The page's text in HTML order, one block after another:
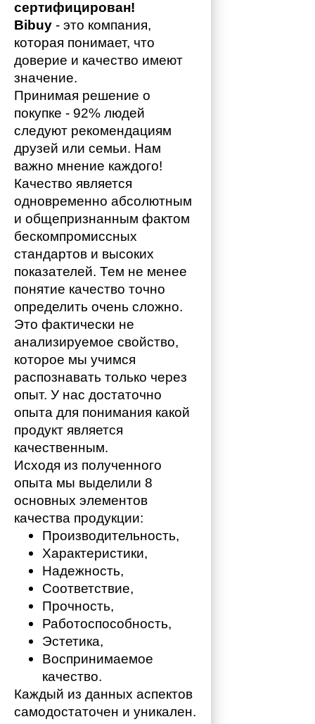
сертифицирован!
Bibuy - это компания,
которая понимает, что
доверие и качество имеют
значение.
Принимая решение о
покупке - 92% людей
следуют рекомендациям
друзей или семьи. Нам
важно мнение каждого!
Качество является
одновременно абсолютным
и общепризнанным фактом
бескомпромиссных
стандартов и высоких
показателей. Тем не менее
понятие качество точно
определить очень сложно.
Это фактически не
анализируемое свойство,
которое мы учимся
распознавать только через
опыт. У нас достаточно
опыта для понимания какой
продукт является
качественным.
Исходя из полученного
опыта мы выделили 8
основных элементов
качества продукции:
Производительность,
Характеристики,
Надежность,
Соответствие,
Прочность,
Работоспособность,
Эстетика,
Воспринимаемое
качество.
Каждый из данных аспектов
самодостаточен и уникален.